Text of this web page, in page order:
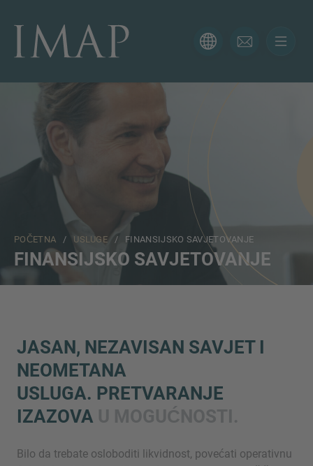
POČETNA / USLUGE / FINANSIJSKO SAVJETOVANJE
FINANSIJSKO SAVJETOVANJE
JASAN, NEZAVISAN SAVJET I
NEOMETANA
USLUGA. PRETVARANJE
IZAZOVA
Bilo da trebate osloboditi likvidnost, povećati operativnu
KONTAKTIRAJTE NAS
Hvala vam na interesovanju za IMAP. Koristite obrazac
naši će vam se stručnjaci javiti u najkraćem mogućem
Email
Inquiry